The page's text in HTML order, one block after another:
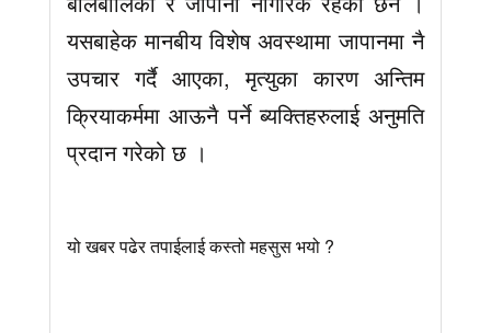
यसबाहेक मानबीय विशेष अवस्थामा जापानमा नै
उपचार गर्दै आएका, मृत्‍युका कारण अन्तिम
क्रियाकर्ममा आऊनै पर्ने ब्यक्तिहरुलाई अनुमति
प्रदान गरेको छ ।
यो खबर पढेर तपाईलाई कस्तो महसुस भयो ?